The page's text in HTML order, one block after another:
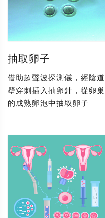
抽取卵子
借助超聲波探測儀，經陰道
壁穿刺插入抽卵針，從卵巢
的成熟卵泡中抽取卵子